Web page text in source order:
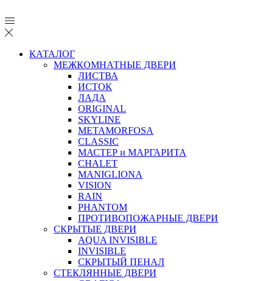
КАТАЛОГ
МЕЖКОМНАТНЫЕ ДВЕРИ
ЛИСТВА
ИСТОК
ЛАДА
ORIGINAL
SKYLINE
METAMORFOSA
CLASSIC
МАСТЕР и МАРГАРИТА
CHALET
MANIGLIONA
VISION
RAIN
PHANTOM
ПРОТИВОПОЖАРНЫЕ ДВЕРИ
СКРЫТЫЕ ДВЕРИ
AQUA INVISIBLE
INVISIBLE
СКРЫТЫЙ ПЕНАЛ
СТЕКЛЯННЫЕ ДВЕРИ